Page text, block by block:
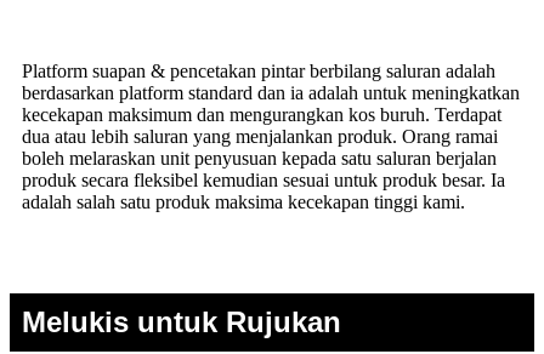
Platform suapan & pencetakan pintar berbilang saluran adalah
berdasarkan platform standard dan ia adalah untuk meningkatkan
kecekapan maksimum dan mengurangkan kos buruh. Terdapat
dua atau lebih saluran yang menjalankan produk. Orang ramai
boleh melaraskan unit penyusuan kepada satu saluran berjalan
produk secara fleksibel kemudian sesuai untuk produk besar. Ia
adalah salah satu produk maksima kecekapan tinggi kami.
Melukis untuk Rujukan